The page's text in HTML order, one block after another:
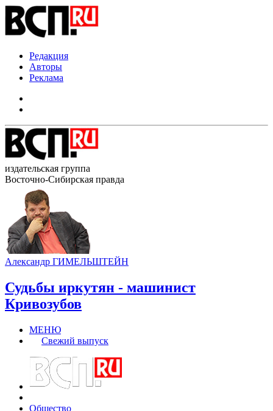
Редакция
Авторы
Реклама
издательская группа
Восточно-Сибирская правда
Александр ГИМЕЛЬШТЕЙН
Судьбы иркутян - машинист
Кривозубов
МЕНЮ
Свежий выпуск
Общество